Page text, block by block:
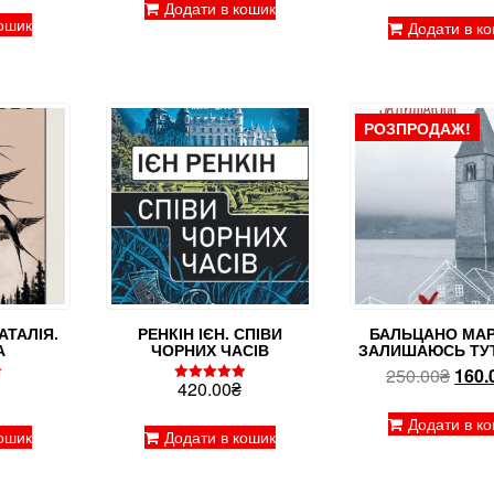
Додати в кошик
Додати в
РЕНКІН ІЄН. СПІВИ
ЧОРНИХ ЧАСІВ
Оцінено в
420.00₴
Додати в кошик
РОЗПРОДАЖ!
БАЛЬЦАНО
ЗАЛИШАЮСЬ
250.00₴
Додати в